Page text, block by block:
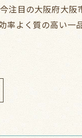
注目の大阪府大
率よく質の高い一